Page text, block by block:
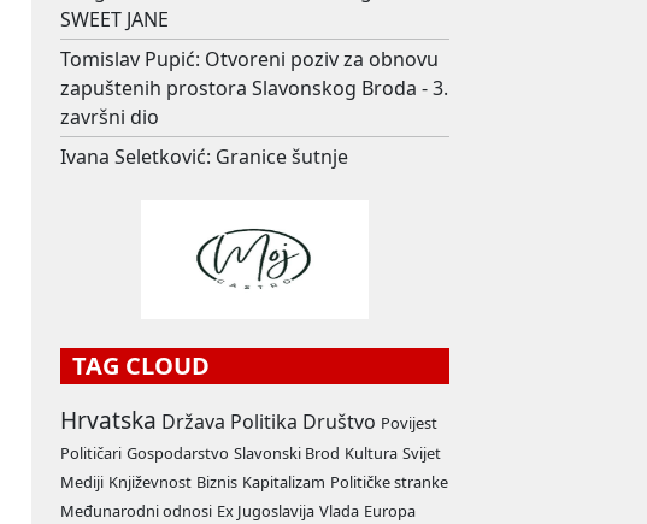
SWEET JANE
Tomislav Pupić: Otvoreni poziv za obnovu
zapuštenih prostora Slavonskog Broda - 3.
završni dio
Ivana Seletković: Granice šutnje
TAG CLOUD
Hrvatska Država Politika Društvo Povijest
Političari Gospodarstvo Slavonski Brod Kultura Svijet
Mediji Književnost Biznis Kapitalizam Političke stranke
Međunarodni odnosi Ex Jugoslavija Vlada Europa